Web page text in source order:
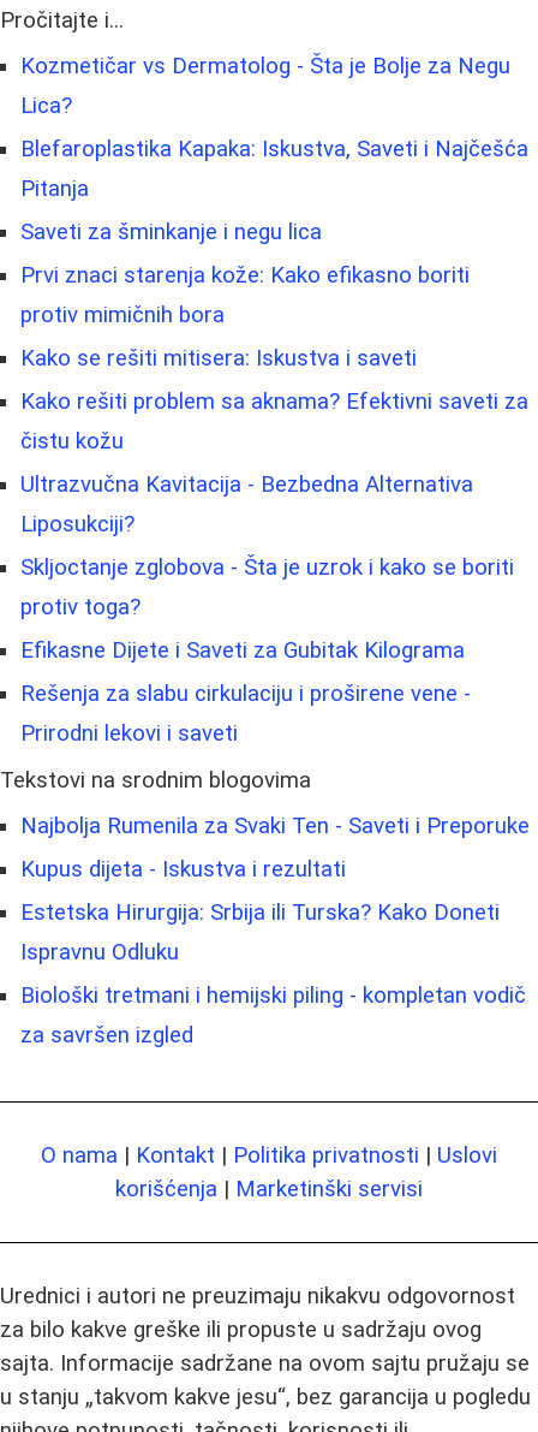
Pročitajte i...
Kozmetičar vs Dermatolog - Šta je Bolje za Negu
Lica?
Blefaroplastika Kapaka: Iskustva, Saveti i Najčešća
Pitanja
Saveti za šminkanje i negu lica
Prvi znaci starenja kože: Kako efikasno boriti
protiv mimičnih bora
Kako se rešiti mitisera: Iskustva i saveti
Kako rešiti problem sa aknama? Efektivni saveti za
čistu kožu
Ultrazvučna Kavitacija - Bezbedna Alternativa
Liposukciji?
Skljoctanje zglobova - Šta je uzrok i kako se boriti
protiv toga?
Efikasne Dijete i Saveti za Gubitak Kilograma
Rešenja za slabu cirkulaciju i proširene vene -
Prirodni lekovi i saveti
Tekstovi na srodnim blogovima
Najbolja Rumenila za Svaki Ten - Saveti i Preporuke
Kupus dijeta - Iskustva i rezultati
Estetska Hirurgija: Srbija ili Turska? Kako Doneti
Ispravnu Odluku
Biološki tretmani i hemijski piling - kompletan vodič
za savršen izgled
O nama | Kontakt | Politika privatnosti | Uslovi
korišćenja | Marketinški servisi
Urednici i autori ne preuzimaju nikakvu odgovornost
za bilo kakve greške ili propuste u sadržaju ovog
sajta. Informacije sadržane na ovom sajtu pružaju se
u stanju „takvom kakve jesu“, bez garancija u pogledu